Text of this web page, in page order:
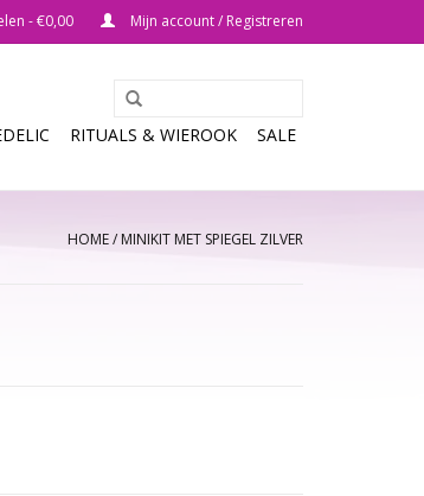
- €0,00 Mijn account / Registreren
RITUALS & WIEROOK SALE
HOME/MINIKIT MET SPIEGEL ZILVER